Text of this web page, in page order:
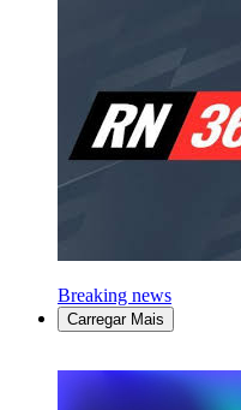
Breaking news
Carregar Mais